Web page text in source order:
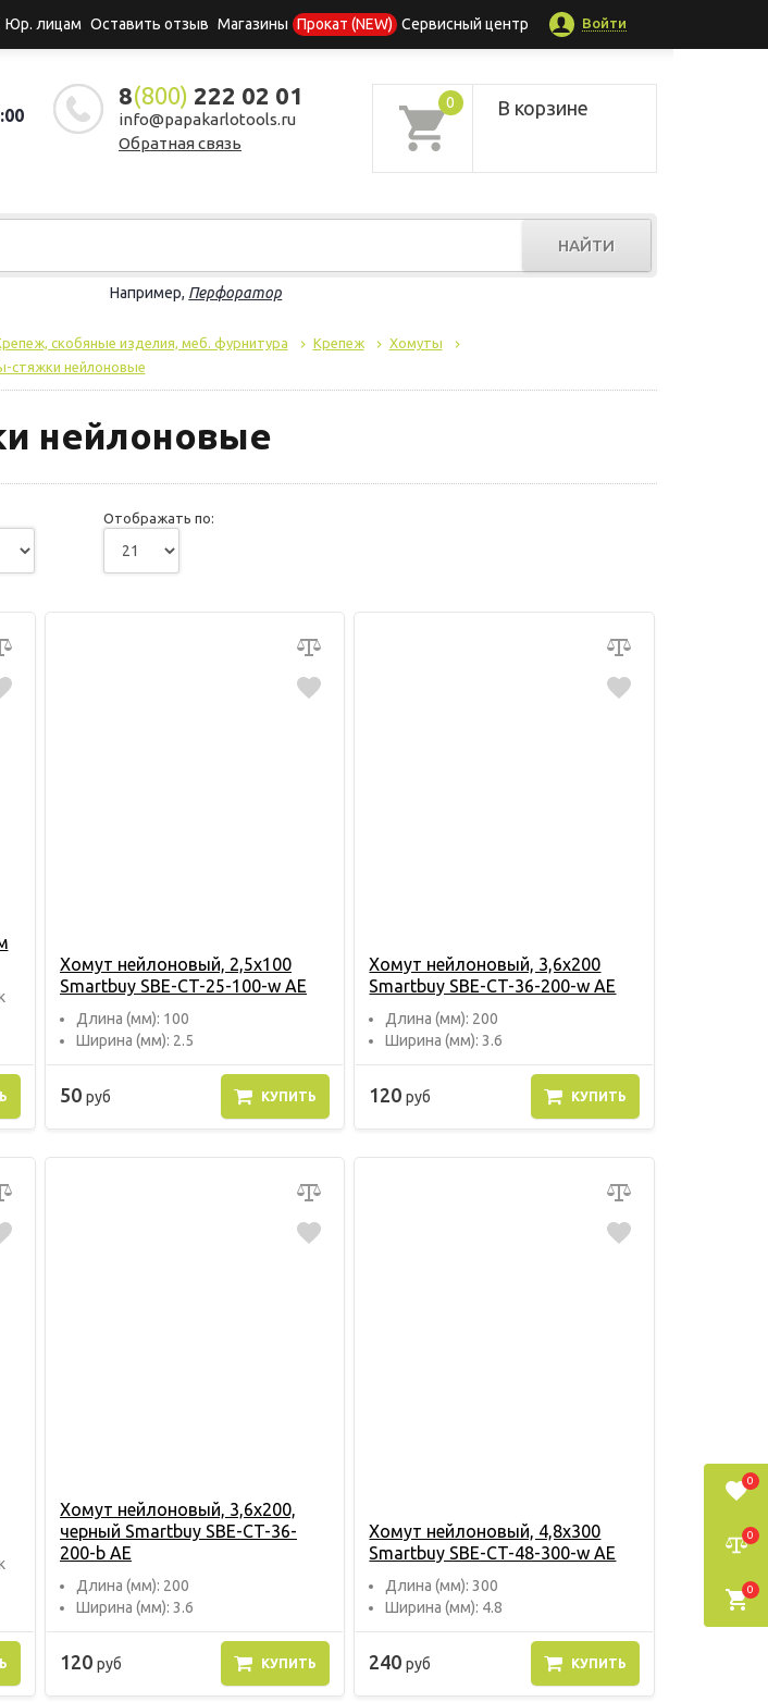
Юр. лицам Оставить отзыв Магазины Прокат (NEW) Сервисный центр Войти
8(800) 222 02 01
info@papakarlotools.ru
Обратная связь
0 В корзине
НАЙТИ
Например, Перфоратор
скобяные изделия, меб. фурнитура Крепеж
Хомуты
стяжки нейлоновые
нейлоновые
Отображать по:
Хомут нейлоновый, 2,5х100
Smartbuy SBE-CT-25-100-w AE
Длина (мм): 100
Ширина (мм): 2.5
50 руб КУПИТЬ
Хомут нейлоновый, 3,6х200
Smartbuy SBE-CT-36-200-w AE
Длина (мм): 200
Ширина (мм): 3.6
120руб КУПИТЬ
Хомут нейлоновый, 3,6х200,
черный Smartbuy SBE-CT-36-
200-b AE
Длина (мм): 200
Ширина (мм): 3.6
120 руб КУПИТЬ
Хомут нейлоновый, 4,8х300
Smartbuy SBE-CT-48-300-w AE
Длина (мм): 300
Ширина (мм): 4.8
240руб КУПИТЬ
0
0
0